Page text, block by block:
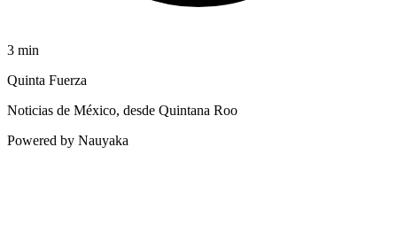
3 min
Quinta Fuerza
Noticias de México, desde Quintana Roo
Powered by Nauyaka